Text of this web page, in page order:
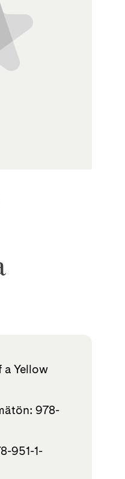
Yellow
978-
951-1-